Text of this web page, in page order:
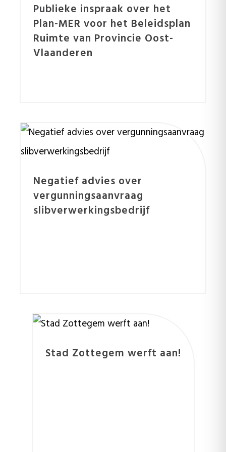
Publieke inspraak over het
Plan-MER voor het Beleidsplan
Ruimte van Provincie Oost-
Vlaanderen
Negatief advies over
vergunningsaanvraag
slibverwerkingsbedrijf
Stad Zottegem werft aan!